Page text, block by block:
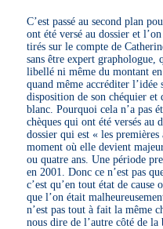
C’est passé au second plan
ont été versé au dossier et
tirés sur le compte de
sans être expert graphologue,
libellé ni même du montant
quand même accréditer
disposition de son chéquier et
blanc. Pourquoi cela n’a pas
chèques qui ont été versés au
dossier qui est « les
moment où elle devient
ou quatre ans. Une période
en 2001. Donc ce n’est pas
c’est qu’en tout état de cause
que l’on était
n’est pas tout à fait la même
nous dire de l’autre côté de la